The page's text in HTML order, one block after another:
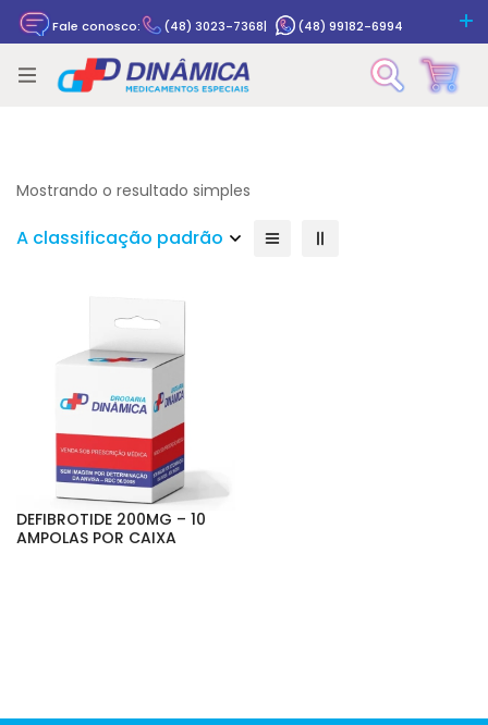
Fale conosco: (48) 3023-7368| (48) 99182-6994
Rastrear pedido
Mostrando o resultado simples
A classificação padrão
DEFIBROTIDE 200MG – 10
AMPOLAS POR CAIXA